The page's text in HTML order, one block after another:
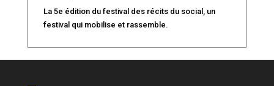
La 5e édition du festival des récits du social, un
festival qui mobilise et rassemble.